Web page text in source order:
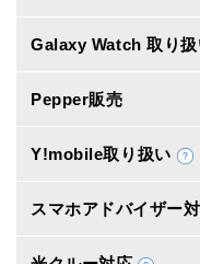
Galaxy Watch 取り扱
Pepper販売
Y!mobile取り扱い
スマホアドバイザー